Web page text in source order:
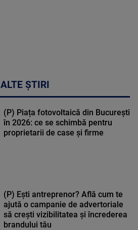
ALTE ȘTIRI
(P) Piața fotovoltaică din București
în 2026: ce se schimbă pentru
proprietarii de case și firme
(P) Ești antreprenor? Află cum te
ajută o campanie de advertoriale
să crești vizibilitatea și încrederea
brandului tău